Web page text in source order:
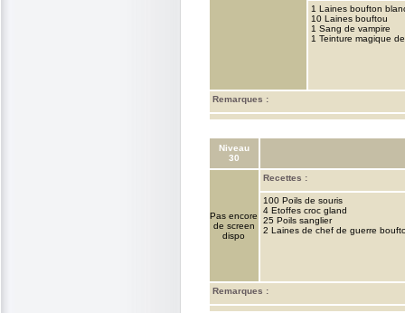
1 Laines boufton
10 Laines bouftou
1 Sang de vampire
1 Teinture magique
Remarques :
Niveau
30
Pas encore
de screen
dispo
Recettes :
100 Poils de souris
4 Etoffes croc gland
25 Poils sanglier
2 Laines de chef de guerre
Remarques :